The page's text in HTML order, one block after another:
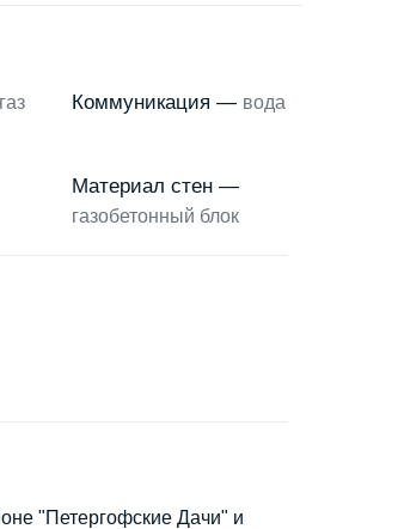
газ Коммуникация — вода
Материал стен —
газобетонный блок
"Петергофские Дачи" и